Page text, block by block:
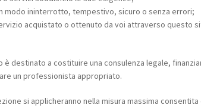
modo ininterrotto, tempestivo, sicuro o senza errori;
acquistato o ottenuto da voi attraverso questo
destinato a costituire una consulenza legale,
un professionista appropriato.
si applicheranno nella misura massima